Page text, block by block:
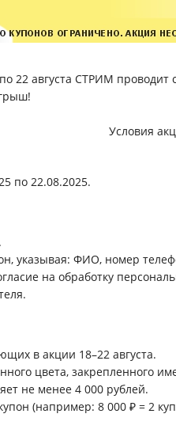
22 августа СТРИМ
Условия
по 22.08.2025.
указывая: ФИО, номер
на обработку
в акции 18–22 августа.
цвета, закрепленного
не менее 4 000 рублей.
(например: 8 000 ₽ = 2